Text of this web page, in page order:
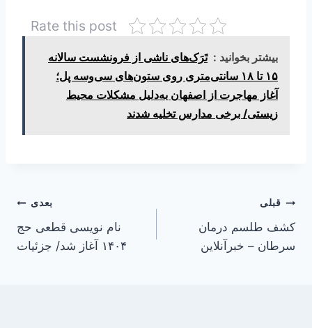
Rate this post
بیشتر بخوانید : تَرَک‌های ناشی از فرونشست سالانه
۱۵ تا ۱۸ سانتی‌متری روی ستون‌های سی‌وسه پل؛
آغاز مهاجرت از اصفهان به‌دلیل مشکلات محیط
زیستی/ برخی مدارس تخلیه شدند
راهبری
نوشته
قبلی
کشف طلسم درمان
سرطان – خبرآنلاین
بعدی
نام نویسی قطعی حج
۱۴۰۴ آغاز شد/ جزئیات